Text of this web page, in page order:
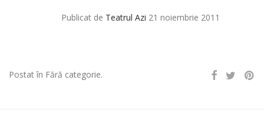
Publicat de Teatrul Azi 21 noiembrie 2011
Postat în Fără categorie.